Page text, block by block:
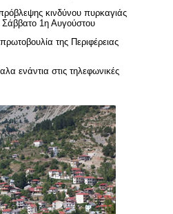
κινδύνου πυρκαγιάς
Σάββατο 1η Αυγούστου
της Περιφέρειας
ενάντια στις τηλεφωνικές